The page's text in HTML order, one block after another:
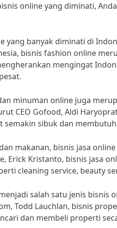
online yang diminati,
yang banyak diminati di
bisnis fashion online
mengingat
minuman online juga
CEO Gofood, Aldi
semakin sibuk dan
makanan, bisnis jasa
Erick Kristanto, bisnis jasa
cleaning service, beauty
salah satu jenis bisnis
Todd Lauchlan, bisnis
dan membeli properti